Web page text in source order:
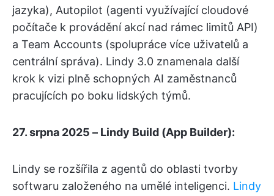
jazyka), Autopilot (agenti využívající cloudové
počítače k provádění akcí nad rámec limitů API)
a Team Accounts (spolupráce více uživatelů a
centrální správa). Lindy 3.0 znamenala další
krok k vizi plně schopných AI zaměstnanců
pracujících po boku lidských týmů.
27. srpna 2025 – Lindy Build (App Builder):
Lindy se rozšířila z agentů do oblasti tvorby
softwaru založeného na umělé inteligenci. Lindy